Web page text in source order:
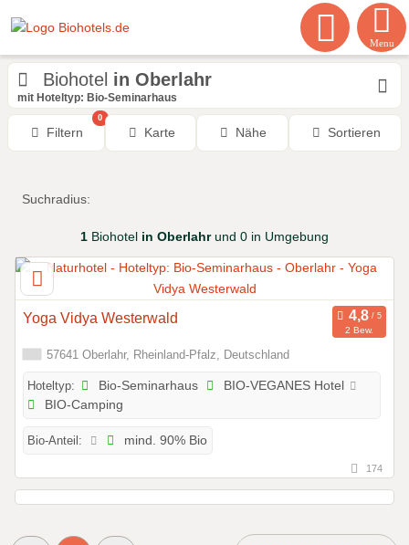
Menu
Biohotel in Oberlahr
mit Hoteltyp: Bio-Seminarhaus
Filtern
0
Karte Nähe Sortieren
Suchradius:
1 Biohotel in Oberlahrund 0 in Umgebung
Yoga Vidya Westerwald
2 Bew.
57641 Oberlahr, Rheinland-Pfalz, Deutschland
Hoteltyp: Bio-Seminarhaus
BIO-VEGANES Hotel
BIO-Camping
Bio-Anteil: mind. 90% Bio
174